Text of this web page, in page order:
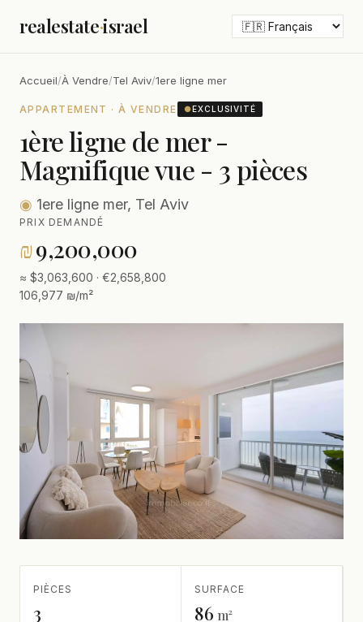
realestate·israel
Accueil/À Vendre/Tel Aviv/1ere ligne mer
APPARTEMENT · À VENDRE ●EXCLUSIVITÉ
1ère ligne de mer -
Magnifique vue - 3 pièces
◉ 1ere ligne mer, Tel Aviv
PRIX DEMANDÉ
₪9,200,000
≈ $3,063,600 · €2,658,800
106,977 ₪/m²
PIÈCES
3
SURFACE
86 m²